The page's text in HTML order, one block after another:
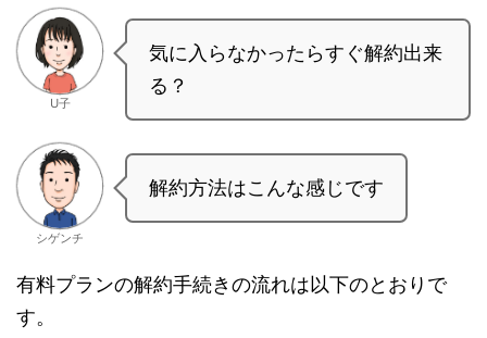
U子
気に入らなかったらすぐ解約出来
る？
シゲンチ
解約方法はこんな感じです
有料プランの解約手続きの流れは以下のとおりで
す。